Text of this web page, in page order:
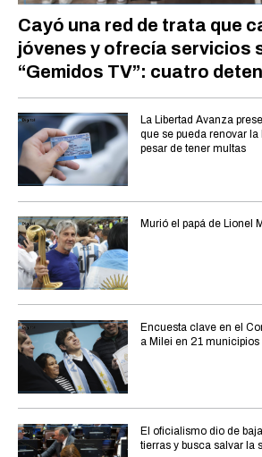
Cayó una red de trata que
jóvenes y ofrecía servicios
“Gemidos TV”: cuatro
La Libertad Avanza
que se pueda renovar
pesar de tener multas
Murió el papá de Lionel
Encuesta clave en el
a Milei en 21 municipios
El oficialismo dio de
tierras y busca salvar la